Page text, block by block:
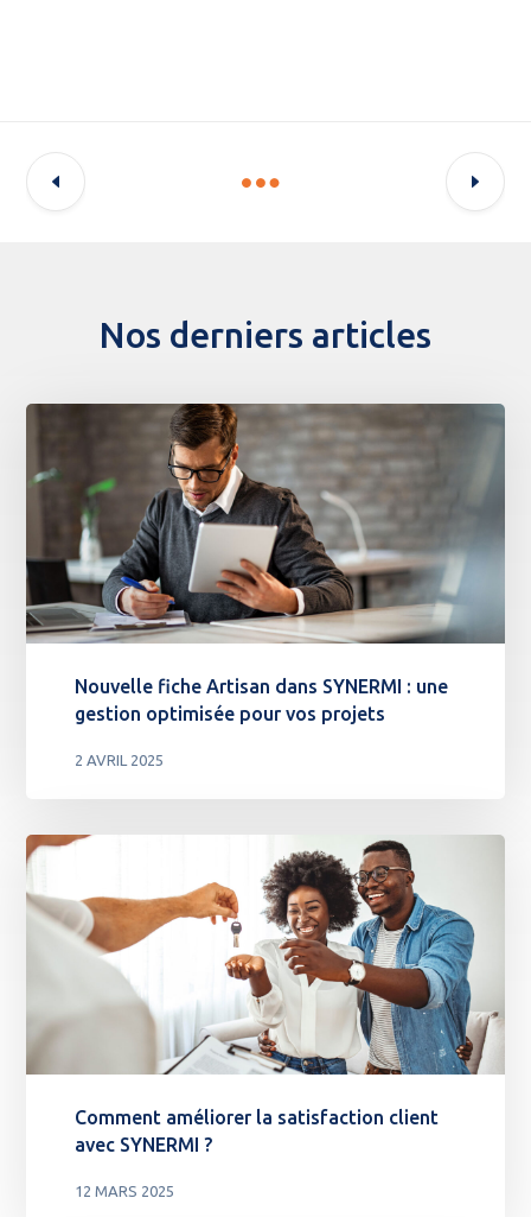
Nos derniers articles
Nouvelle fiche Artisan dans SYNERMI : une
gestion optimisée pour vos projets
2 AVRIL 2025
Comment améliorer la satisfaction client
avec SYNERMI ?
12 MARS 2025